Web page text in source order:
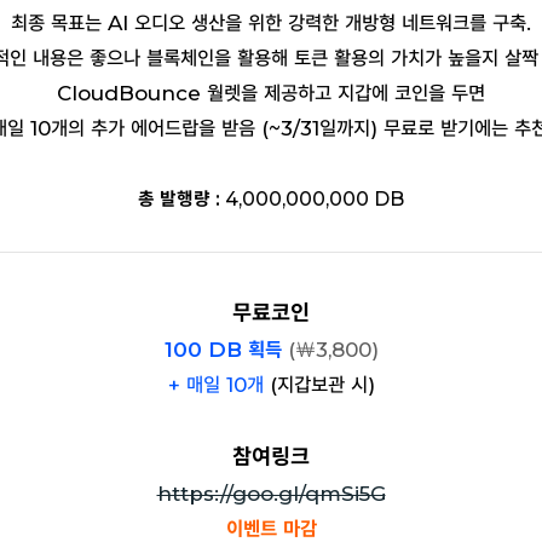
최종 목표는 AI 오디오 생산을 위한 강력한 개방형 네트워크를 구축.
인 내용은 좋으나 블록체인을 활용해 토큰 활용의 가치가 높을지 살
CloudBounce 월렛을 제공하고 지갑에 코인을 두면
일 10개의 추가 에어드랍을 받음 (~3/31일까지) 무료로 받기에는 추
총 발행량 : 4,000,000,000 DB
무료코인
100 DB 획득(￦3,800)
+ 매일 10개 (지갑보관 시)
참여링크
https://goo.gl/qmSi5G
이벤트 마감